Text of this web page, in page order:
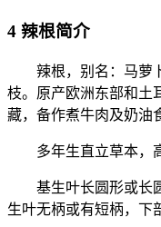
4 辣根简介
辣根，别名：马萝卜
枝。原产欧洲东部和土
藏，备作煮牛肉及奶油
多年生直立草本，高
基生叶长圆形或长圆
生叶无柄或有短柄，下